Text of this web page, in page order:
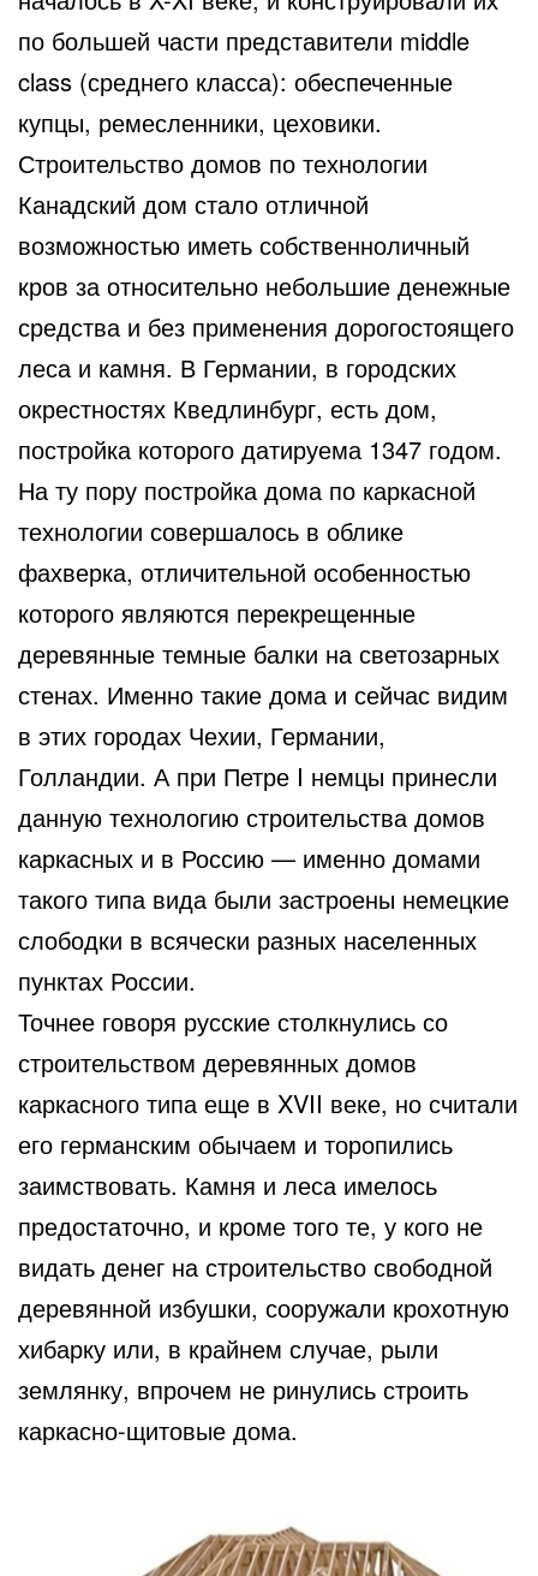
по большей части представители middle
class (среднего класса): обеспеченные
купцы, ремесленники, цеховики.
Строительство домов по технологии
Канадский дом стало отличной
возможностью иметь собственноличный
кров за относительно небольшие денежные
средства и без применения дорогостоящего
леса и камня. В Германии, в городских
окрестностях Кведлинбург, есть дом,
постройка которого датируема 1347 годом.
На ту пору постройка дома по каркасной
технологии совершалось в облике
фахверка, отличительной особенностью
которого являются перекрещенные
деревянные темные балки на светозарных
стенах. Именно такие дома и сейчас видим
в этих городах Чехии, Германии,
Голландии. А при Петре I немцы принесли
данную технологию строительства домов
каркасных и в Россию — именно домами
такого типа вида были застроены немецкие
слободки в всячески разных населенных
пунктах России.
Точнее говоря русские столкнулись со
строительством деревянных домов
каркасного типа еще в XVII веке, но считали
его германским обычаем и торопились
заимствовать. Камня и леса имелось
предостаточно, и кроме того те, у кого не
видать денег на строительство свободной
деревянной избушки, сооружали крохотную
хибарку или, в крайнем случае, рыли
землянку, впрочем не ринулись строить
каркасно-щитовые дома.